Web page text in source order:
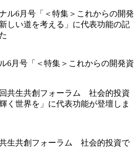
6月号「＜特集＞これからの開発資
生共創フォーラム 社会的投資で